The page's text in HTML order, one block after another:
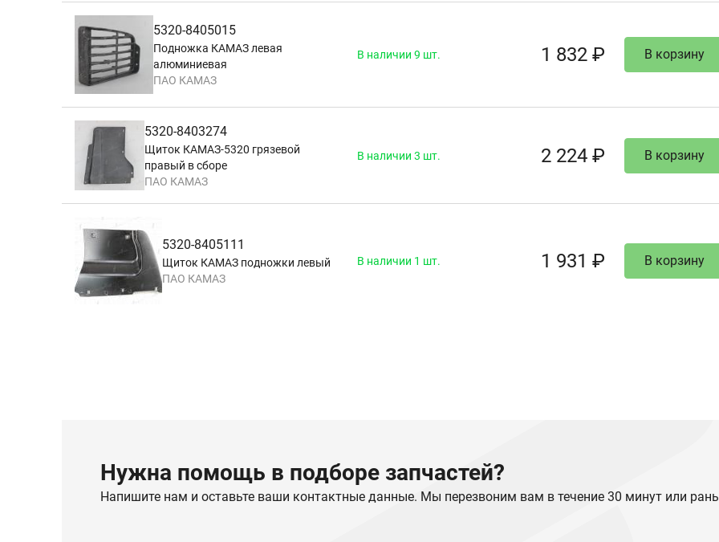
5320-8405015
Подножка КАМАЗ левая
алюминиевая
ПАО КАМАЗ
В наличии 9 шт. 1 832 ₽ В корзину
5320-8403274
Щиток КАМАЗ-5320 грязевой
правый в сборе
ПАО КАМАЗ
В наличии 3 шт. 2 224 ₽ В корзину
5320-8405111
Щиток КАМАЗ подножки левый
ПАО КАМАЗ
В наличии 1 шт. 1 931 ₽ В корзину
Нужна помощь в подборе запчастей?
Напишите нам и оставьте ваши контактные данные. Мы перезвоним вам в течение 30 минут или